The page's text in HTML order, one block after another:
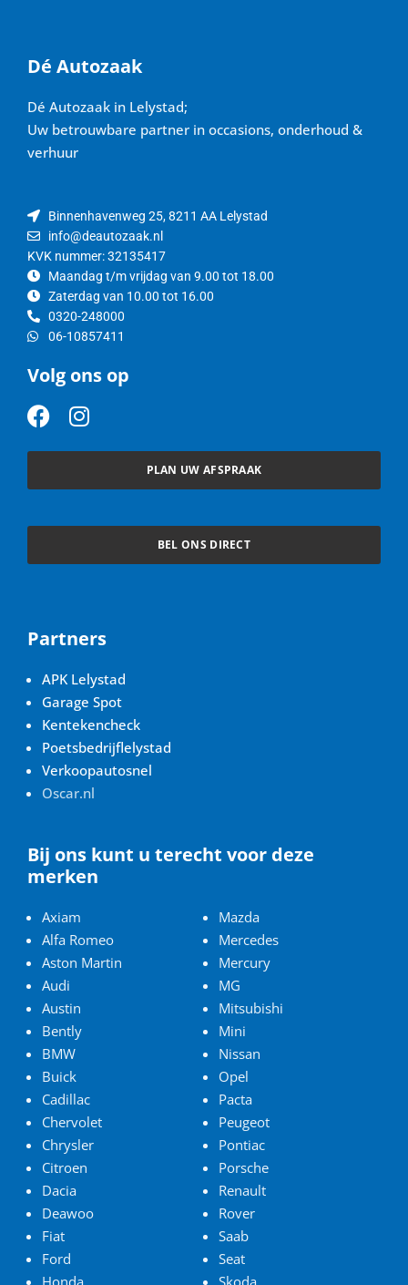
Dé Autozaak
Dé Autozaak in Lelystad;
Uw betrouwbare partner in occasions, onderhoud &
verhuur
Binnenhavenweg 25, 8211 AA Lelystad
info@deautozaak.nl
KVK nummer: 32135417
Maandag t/m vrijdag van 9.00 tot 18.00
Zaterdag van 10.00 tot 16.00
0320-248000
06-10857411
Volg ons op
F
c
e
o
I
s
t
g
PLAN UW AFSPRAAK
BEL ONS DIRECT
Partners
APK Lelystad
Garage Spot
Kentekencheck
Poetsbedrijflelystad
Verkoopautosnel
Oscar.nl
Bij ons kunt u terecht voor deze
merken
Axiam
Alfa Romeo
Aston Martin
Audi
Austin
Bently
BMW
Buick
Cadillac
Chervolet
Chrysler
Citroen
Dacia
Deawoo
Fiat
Ford
Honda
Mazda
Mercedes
Mercury
MG
Mitsubishi
Mini
Nissan
Opel
Pacta
Peugeot
Pontiac
Porsche
Renault
Rover
Saab
Seat
Skoda